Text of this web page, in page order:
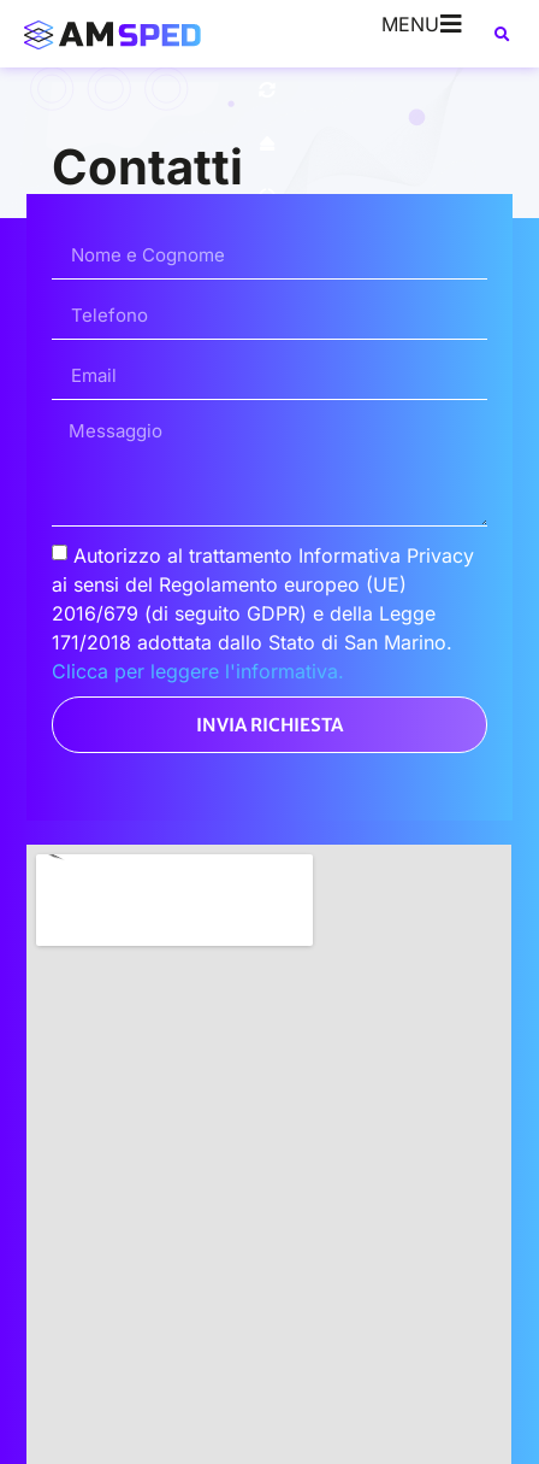
MENU
Contatti
Autorizzo al trattamento Informativa Privacy
ai sensi del Regolamento europeo (UE)
2016/679 (di seguito GDPR) e della Legge
171/2018 adottata dallo Stato di San Marino.
Clicca per leggere l'informativa.
INVIA RICHIESTA